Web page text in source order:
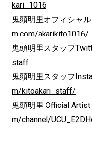
kari_1016
鬼頭明里オフィシャ
m.com/akarikito1016/
鬼頭明里スタッフ
staff
鬼頭明里スタッフ
m/kitoakari_staff/
鬼頭明里 Official Artist
m/channel/